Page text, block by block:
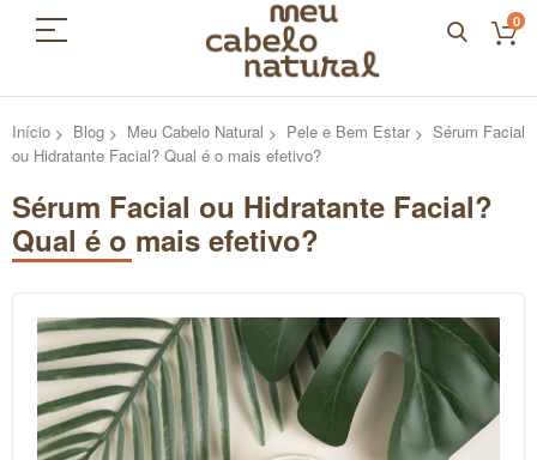
0
Início Blog Meu Cabelo Natural Pele e Bem Estar
Sérum Facial
ou Hidratante Facial? Qual é o mais efetivo?
Sérum Facial ou Hidratante Facial?
Qual é o mais efetivo?